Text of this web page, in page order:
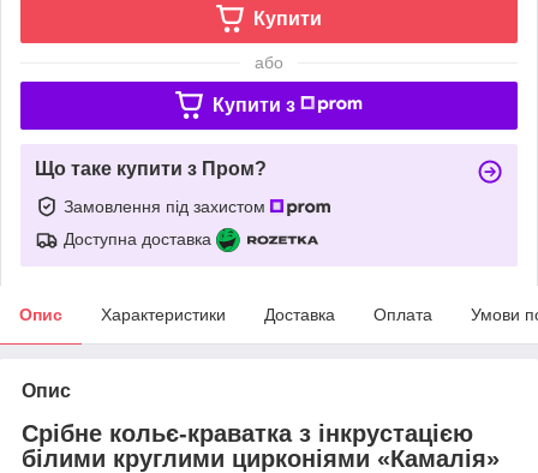
Купити
або
Купити з
Що таке купити з Пром?
Замовлення під захистом
Доступна доставка
Опис Характеристики Доставка Оплата Умови
Опис
Срібне кольє-краватка з інкрустацією
білими круглими цирконіями «Камалія»